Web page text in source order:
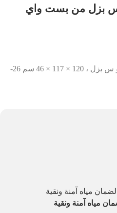
بزل من بست واي
بست واي,مسبح طفل نفخ مع قو س بزل ، 120 × 117 × 46 سم 26-
مياه آمنة ونقية